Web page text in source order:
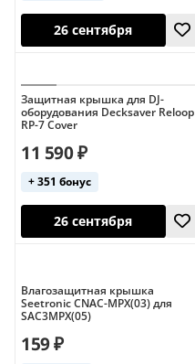
Защитная крышка для DJ-
оборудования Decksaver Reloop
RP-7 Cover
11 590 ₽
+ 351 бонус
26 сентября
Влагозащитная крышка
Seetronic CNAC-MPX(03) для
SAC3MPX(05)
159 ₽